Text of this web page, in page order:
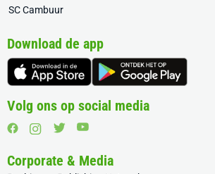
SC Cambuur
Download de app
Volg ons op social media
Corporate & Media